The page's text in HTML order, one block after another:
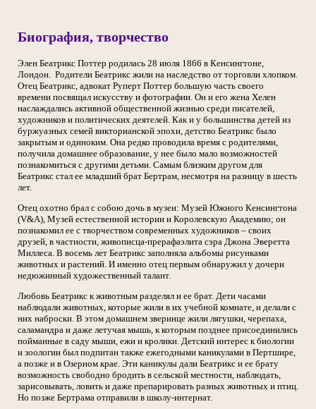
Биография, творчество
Элен Беатрикс Поттер родилась 28 июля 1866 в Кенсингтоне,
Лондон. Родители Беатрикс жили на наследство от торговли хлопком.
Отец Беатрикс, адвокат Руперт Поттер большую часть своего
времени посвящал искусству и фотографии. Он и его жена Хелен
наслаждались активной общественной жизнью среди писателей,
художников и политических деятелей. Как и у большинства детей из
буржуазных семей викторианской эпохи, детство Беатрикс было
закрытым и одиноким. Она редко проводила время с родителями,
получила домашнее образование, у нее было мало возможностей
познакомиться с другими детьми. Самым близким другом для
Беатрикс стал ее младший брат Бертрам, несмотря на разницу в шесть
лет.
Отец охотно брал с собою дочь в музеи: Музей Южного Кенсингтона
(V&A), Музей естественной истории и Королевскую Академию; он
познакомил ее с творчеством современных художников – своих
друзей, в частности, живописца-прерафаэлита сэра Джона Эверетта
Миллеса. В восемь лет Беатрикс заполняла альбомы рисунками
животных и растений. И именно отец первым обнаружил у дочери
недюжинный художественный талант.
Любовь Беатрикс к животным разделял и ее брат. Дети часами
наблюдали животных, которые жили в их учебной комнате, и делали с
них наброски. В этом домашнем зверинце жили лягушки, черепаха,
саламандра и даже летучая мышь, к которым позднее присоединились
пойманные в саду мыши, ежи и кролики. Детский интерес к биологии
и зоологии был подпитан также ежегодными каникулами в Пертшире,
а позже и в Озерном крае. Эти каникулы дали Беатрикс и ее брату
возможность свободно бродить в сельской местности, наблюдать,
зарисовывать, ловить и даже препарировать разных животных и птиц.
Но позже Бертрама отправили в школу-интернат.